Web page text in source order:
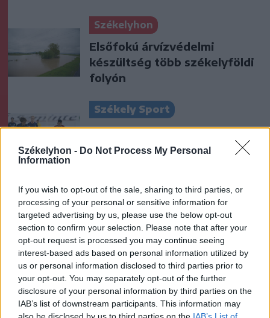
Székelyhon - Do Not Process My Personal
Information
If you wish to opt-out of the sale, sharing to third parties, or
processing of your personal or sensitive information for
targeted advertising by us, please use the below opt-out
section to confirm your selection. Please note that after your
opt-out request is processed you may continue seeing
interest-based ads based on personal information utilized by
us or personal information disclosed to third parties prior to
your opt-out. You may separately opt-out of the further
disclosure of your personal information by third parties on the
IAB’s list of downstream participants. This information may
also be disclosed by us to third parties on the IAB’s List of
Székelyhon
Elsőfokú árvízvédelmi
készültség több székelyföldi
folyón
Székely Sport
Nagy pofonba szaladt belé a
Kolozsvári CFR, kikapott a
Krónika
Kelta harcos sírjára, hatezer
éves település nyomaira
bukkantak Nagyiklódon
Székely Sport
Súlyos veszteség, kilenc